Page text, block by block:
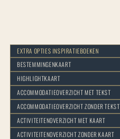
EXTRA OPTIES INSPIRATIEBOEKEN
BESTEMMINGENKAART
HIGHLIGHTKAART
ACCOMMODATIEOVERZICHT MET TEKST
ACCOMMODATIEOVERZICHT ZONDER TEKST
ACTIVITEITENOVERZICHT MET KAART
ACTIVITEITENOVERZICHT ZONDER KAART